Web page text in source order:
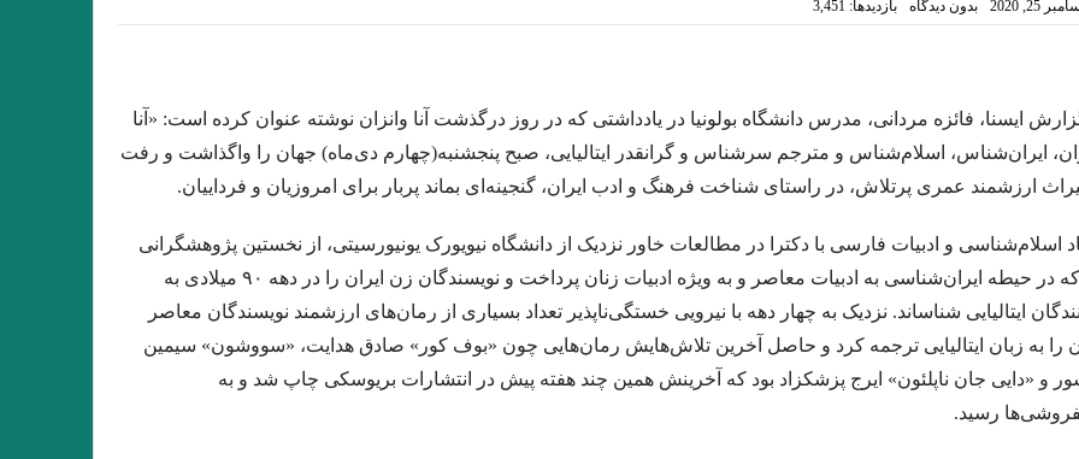
نقش روی دیوار .ویرجینیا وولف . گفتگو با خوان رولفو نویسنده پدروپارامو . میترا داور . نشر نگارنده هستی . ۱۴۰۱
زیور به خود مبند که زیبا ببینمت… مفتون امینی ارسلان نقیب الممالک با رویکرد جوزف کمبل. فصل هشت . جواد اسحاقیان
.گفت وگوی پاریس ریویو با ارنست همینگوی/ هرچقدر در نوشتن بیشتر پیش بروید، بیشتر تنها می شوید
…یکی بالای سرش گفت: «تمام کرد!» ایوان ایلیچ گفته ی او را شنید و آن را در روح خود تکرار کرد. در دل گفت: مرگ هم
25, 2020 بدون دیدگاه بازدیدها: 3,451
ایسنا، فائزه مردانی، مدرس دانشگاه بولونیا در یادداشتی که در روز درگذشت آنا وانزان نوشته عنوان کرده است: «آنا
ایران‌شناس، اسلام‌شناس و مترجم سرشناس و گرانقدر ایتالیایی، صبح پنجشنبه(چهارم دی‌ماه) جهان را واگذاشت و رفت
ارزشمند عمری پرتلاش، در راستای شناخت فرهنگ و ادب ایران، گنجینه‌ای بماند پربار برای امروزیان و فرداییان.
اسلام‌شناسی و ادبیات فارسی با دکترا در مطالعات خاور نزدیک از دانشگاه نیویورک یونیورسیتی، از نخستین پژوهشگرانی
بود که در حیطه ایران‌شناسی به ادبیات معاصر و به ویژه ادبیات زنان پرداخت و نویسندگان زن ایران را در دهه ۹۰ میلادی به
ایتالیایی شناساند. نزدیک به چهار دهه با نیرویی خستگی‌ناپذیر تعداد بسیاری از رمان‌های ارزشمند نویسندگان معاصر
را به زبان ایتالیایی ترجمه کرد و حاصل آخرین تلاش‌هایش رمان‌هایی چون «بوف کور» صادق هدایت، «سووشون» سیمین
و «دایی جان ناپلئون» ایرج پزشکزاد بود که آخرینش همین چند هفته پیش در انتشارات بریوسکی چاپ شد و به
رسید.